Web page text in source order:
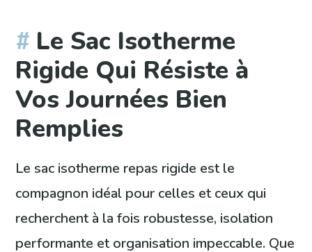
Le Sac Isotherme
Rigide Qui Résiste à
Vos Journées Bien
Remplies
Le sac isotherme repas rigide est le
compagnon idéal pour celles et ceux qui
recherchent à la fois robustesse, isolation
performante et organisation impeccable. Que